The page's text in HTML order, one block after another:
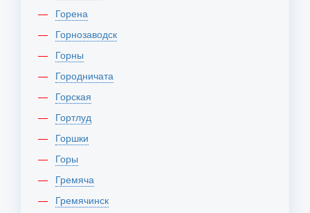
Горена
Горнозаводск
Горны
Городничата
Горская
Гортлуд
Горшки
Горы
Гремяча
Гремячинск